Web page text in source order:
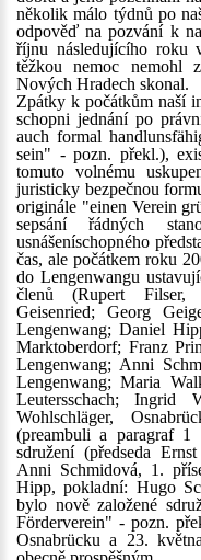
několik málo týdnů po
odpověď na pozvání k
říjnu následujícího roku
těžkou nemoc nemohl
Nových Hradech skonal.
Zpátky k počátkům naší
schopni jednání po
auch formal
sein" - pozn. překl.),
tomuto volnému
juristicky bezpečnou
originále "einen Verein
sepsání řádných
usnášeníschopného
čas, ale počátkem roku
do Lengenwangu
členů (Rupert Filser,
Geisenried; Georg
Lengenwang; Daniel
Marktoberdorf; Franz
Lengenwang; Anni
Lengenwang; Maria
Leutersschach; Ingrid
Wohlschläger,
(preambuli a paragraf 1
sdružení (předseda
Anni Schmidová, 1.
Hipp, pokladní: Hugo
bylo nově založené
Förderverein" - pozn.
Osnabrücku a 23.